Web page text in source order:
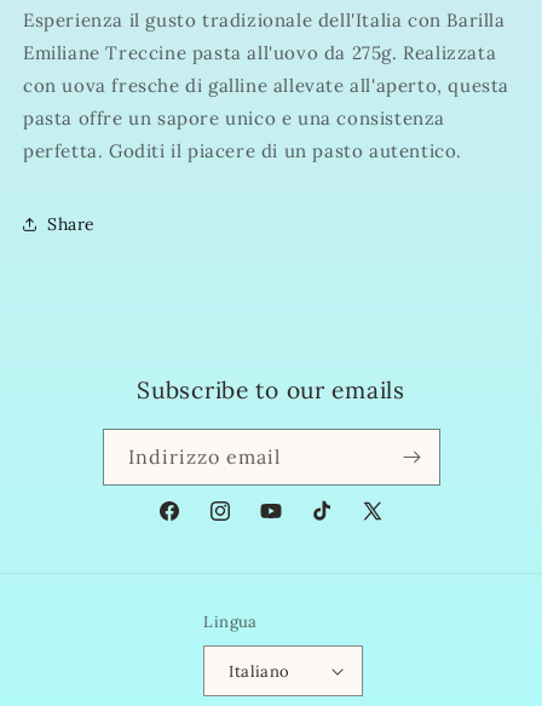
Esperienza il gusto tradizionale dell'Italia con Barilla
Emiliane Treccine pasta all'uovo da 275g. Realizzata
con uova fresche di galline allevate all'aperto, questa
pasta offre un sapore unico e una consistenza
perfetta. Goditi il piacere di un pasto autentico.
Share
Subscribe to our emails
Indirizzo email
FacebookInstagramYouTubeTikTokX
Lingua
Italiano